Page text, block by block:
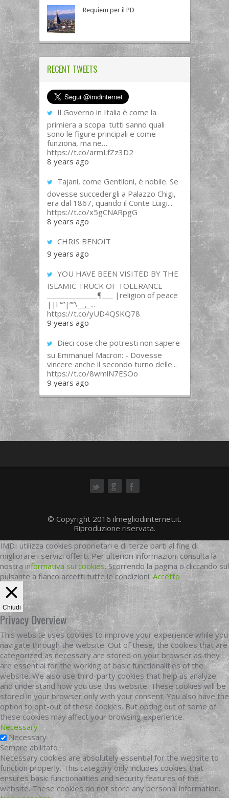
Requiem per il PD
RECENT TWEETS
Il Governo in Italia è come la
primiera a scopa: tutti sanno quali
sono le figure principali e come
funziona, ma ne…
https://t.co/armLfZz3D2
8 years ago
Tajani, come Gentiloni, è nobile. Se
dovesse succedergli a Palazzo Chigi,
era dal 1867, quando il Conte Luigi...
https://t.co/x5gCNARpgG
8 years ago
CHRIS BENOIT
9 years ago
YOU HAVE BEEN VISITED BY THE
ISLAMIC TRUCK OF TOLERANCE
______________¶___ |religion of peace
||l “”|””\__,_...
https://t.co/yUD4QSKQ78
9 years ago
Dieci cose che potresti non sapere
su Emmanuel Macron: - Dovesse
vincere anche il secondo turno delle...
https://t.co/8wmlN7ESOo
9 years ago
© Copyright 2016 ilmegliodiinternet.it.
Riproduzione riservata.
IMDI utilizza cookies proprietari e di terze parti al fine di
migliorare i servizi offerti. Per ulteriori informazioni consulta la
nostra informativa sui cookies. Scorrendo la pagina o cliccando sul
pulsante a fianco accetti tutte le condizioni. Accetto
Chiudi
Privacy Overview
This website uses cookies to improve your experience while you
navigate through the website. Out of these, the cookies that are
categorized as necessary are stored on your browser as they
are essential for the working of basic functionalities of the
website. We also use third-party cookies that help us analyze
and understand how you use this website. These cookies will be
stored in your browser only with your consent. You also have the
option to opt-out of these cookies. But opting out of some of
these cookies may affect your browsing experience.
Necessary
Necessary
Sempre abilitato
Necessary cookies are absolutely essential for the website to
function properly. This category only includes cookies that
ensures basic functionalities and security features of the
website. These cookies do not store any personal information.